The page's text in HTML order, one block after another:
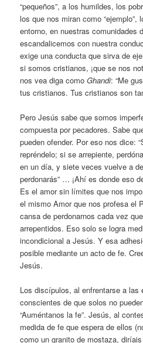
“pequeños”, a los humildes, los
los que nos miran como “ejemplo”,
entorno, en nuestras comunidades
escandalicemos con nuestra
exige una conducta que sirva de
si somos cristianos, ¡que se nos
nos vea diga comoGhandi: “Me
tus cristianos. Tus cristianos son
Pero Jesús sabe que somos
compuesta por pecadores. Sabe
pueden ofender. Por eso nos dice:
repréndelo; si se arrepiente,
en un día, y siete veces vuelve a
perdonarás” … ¡Ahí es donde eso
Es el amor sin límites que nos
el mismo Amor que nos profesa el
cansa de perdonarnos cada vez
arrepentidos. Eso solo se logra
incondicional a Jesús. Y esa
posible mediante un acto de fe.
Jesús.
Los discípulos, al enfrentarse a
conscientes de que solos no
“Auméntanos la fe”. Jesús, al
medida de fe que espera de ellos
como un granito de mostaza,